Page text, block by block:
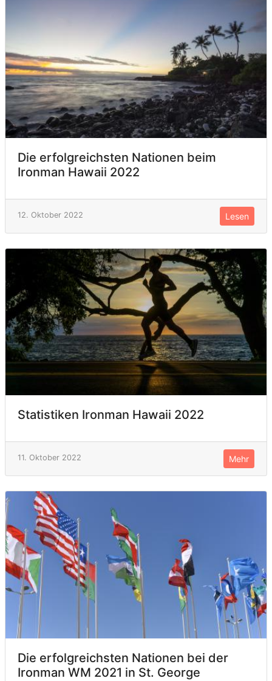
Die erfolgreichsten Nationen beim
Ironman Hawaii 2022
12. Oktober 2022 Lesen
Statistiken Ironman Hawaii 2022
11. Oktober 2022 Mehr
Die erfolgreichsten Nationen bei der
Ironman WM 2021 in St. George